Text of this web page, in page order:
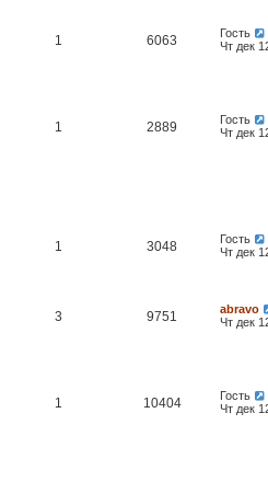
1 6063
Гость
Чт дек
1 2889
Гость
Чт дек
1 3048
Гость
Чт дек
3 9751
abravo
Чт дек
1 10404
Гость
Чт дек